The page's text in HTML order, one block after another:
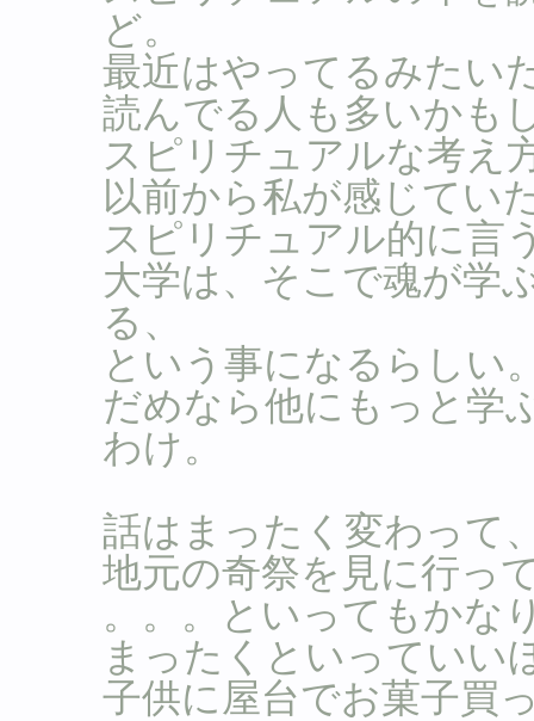
ど。
最近はやってるみたい
読んでる人も多いかも
スピリチュアルな考え
以前から私が感じてい
スピリチュアル的に言
大学は、そこで魂が学
る、
という事になるらしい
だめなら他にもっと学
わけ。
話はまったく変わって
地元の奇祭を見に行っ
。。。といってもかな
まったくといっていい
子供に屋台でお菓子買